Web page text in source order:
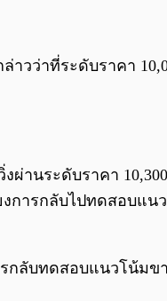
าวว่าที่ระดับราคา
ผ่านระดับราคา
การกลับไปทดสอบแน
กลับทดสอบแนวโน้ม